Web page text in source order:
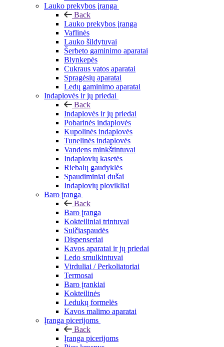
Lauko prekybos įranga
Back
Lauko prekybos įranga
Vaflinės
Lauko šildytuvai
Šerbeto gaminimo aparatai
Blynkepės
Cukraus vatos aparatai
Spragėsių aparatai
Ledų gaminimo aparatai
Indaplovės ir jų priedai
Back
Indaplovės ir jų priedai
Pobarinės indaplovės
Kupolinės indaplovės
Tunelinės indaplovės
Vandens minkštintuvai
Indaplovių kasetės
Riebalų gaudyklės
Spaudiminiai dušai
Indaplovių plovikliai
Baro įranga
Back
Baro įranga
Kokteiliniai trintuvai
Sulčiaspaudės
Dispenseriai
Kavos aparatai ir jų priedai
Ledo smulkintuvai
Virduliai / Perkoliatoriai
Termosai
Baro įrankiai
Kokteilinės
Ledukų formelės
Kavos malimo aparatai
Įranga picerijoms
Back
Įranga picerijoms